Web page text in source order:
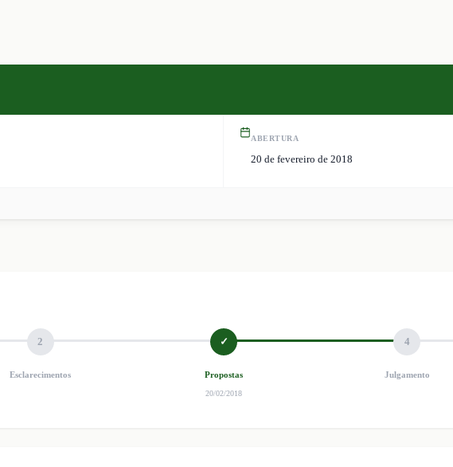
ABERTURA
20 de fevereiro de 2018
2
Esclarecimentos
✓
Propostas
20/02/2018
4
Julgamento